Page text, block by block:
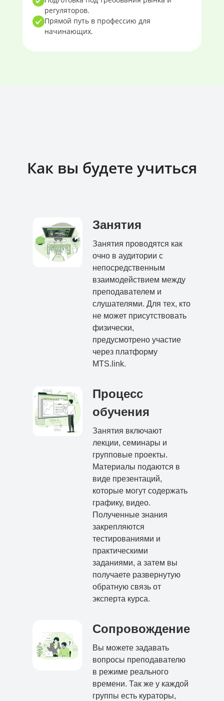
регуляторов.
Прямой путь в профессию для
начинающих.
Как вы будете учиться
Занятия
Занятия проводятся как
очно в аудитории с
непосредственным
взаимодействием между
преподавателем и
слушателями. Для тех, кто
не может присутствовать
физически,
предусмотрено участие
через платформу
MTS.link.
Процесс
обучения
Занятия включают
лекции, семинары и
групповые проекты.
Материалы подаются в
виде презентаций,
которые могут содержать
графику, видео.
Полученные знания
закрепляются
тестированиями и
практическими
заданиями, а затем вы
получаете развернутую
обратную связь от
эксперта курса.
Сопровождение
Вы можете задавать
вопросы преподавателю
в режиме реального
времени. Так же у каждой
группы есть кураторы,